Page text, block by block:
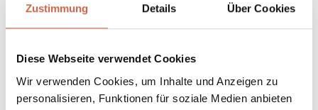
Zustimmung Details Über Cookies
Diese Webseite verwendet Cookies
Wir verwenden Cookies, um Inhalte und Anzeigen zu
personalisieren, Funktionen für soziale Medien anbieten